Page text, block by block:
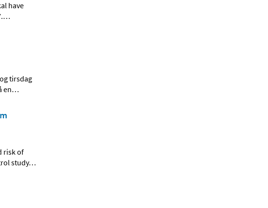
have
…
tirsdag
en…
risk of
study…